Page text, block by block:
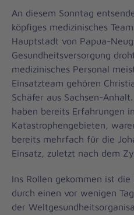
An diesem Sonntag
köpfiges medizinisches
Hauptstadt von Papua-
Gesundheitsversorgung
medizinisches Personal
Einsatzteam gehören
Schäfer aus Sachsen-
haben bereits Erfahrungen
Katastrophengebieten,
bereits mehrfach für die
Einsatz, zuletzt nach dem
Ins Rollen gekommen ist
durch einen vor wenigen
der